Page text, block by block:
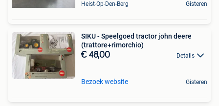
Heist-Op-Den-Berg Gisteren
SIKU - Speelgoed tractor john deere
(trattore+rimorchio)
€ 48,00 Details
Bezoek website Gisteren